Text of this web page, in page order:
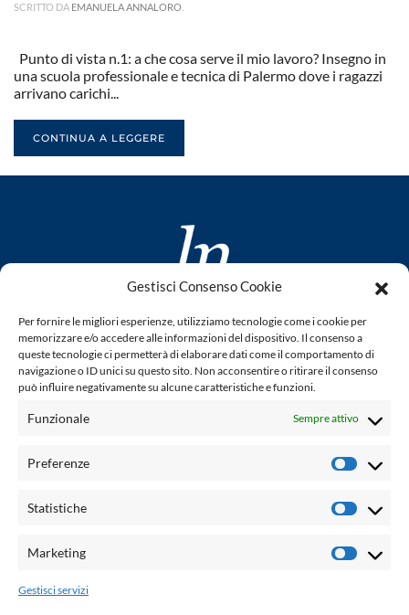
Gestisci Consenso Cookie
Per fornire le migliori esperienze, utilizziamo tecnologie come i cookie per
memorizzare e/o accedere alle informazioni del dispositivo. Il consenso a
queste tecnologie ci permetterà di elaborare dati come il comportamento di
navigazione o ID unici su questo sito. Non acconsentire o ritirare il consenso
può influire negativamente su alcune caratteristiche e funzioni.
Funzionale Sempre attivo
Preferenze
Statistiche
Marketing
Gestisci servizi
SCRITTO DA EMANUELA ANNALORO
Punto di vista n.1: a che cosa serve il mio lavoro? Insegno in
una scuola professionale e tecnica di Palermo dove i ragazzi
arrivano carichi...
CONTINUA A LEGGERE
www.laletteraturaenoi.it
fondato da Romano Luperini
Questo blog non rappresenta una testata giornalistica in
quanto viene aggiornato senza alcuna periodicità. Non può
legge n° 62 del 7.03.2001. L'autore non è responsabile per
email: